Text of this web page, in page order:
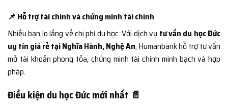
📌 Hỗ trợ tài chính và chứng minh tài chính
Nhiều bạn lo lắng về chi phí du học. Với dịch vụ tư vấn du học Đức
uy tín giá rẻ tại Nghĩa Hành, Nghệ An, Humanbank hỗ trợ tư vấn
mở tài khoản phong tỏa, chứng minh tài chính minh bạch và hợp
pháp.
Điều kiện du học Đức mới nhất 📄